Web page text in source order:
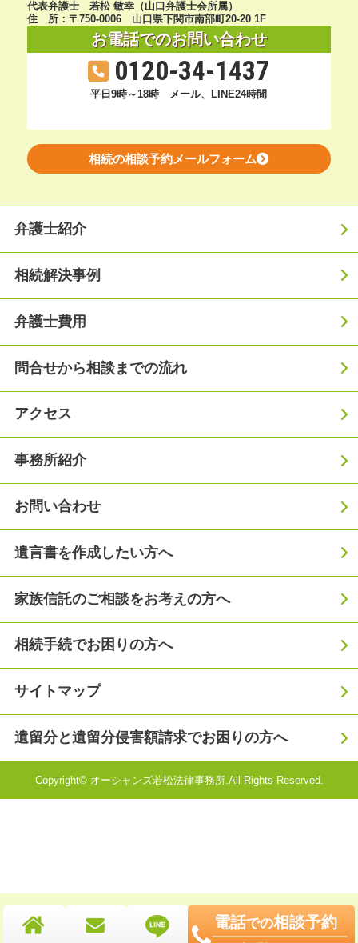
代表弁護士 若松 敏幸（山口弁護士会所属）
住 所：〒750-0006 山口県下関市南部町20-20 1F
お電話でのお問い合わせ
0120-34-1437
平日9時～18時 メール、LINE24時間
相続の相談予約メールフォーム
弁護士紹介
相続解決事例
弁護士費用
問合せから相談までの流れ
アクセス
事務所紹介
お問い合わせ
遺言書を作成したい方へ
家族信託のご相談をお考えの方へ
相続手続でお困りの方へ
サイトマップ
遺留分と遺留分侵害額請求でお困りの方へ
電話での相談予約
Copyright© オーシャンズ若松法律事務所.All Rights Reserved.